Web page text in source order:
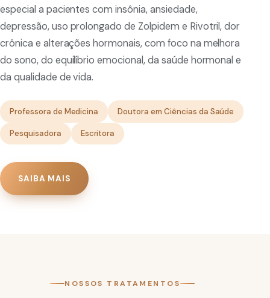
especial a pacientes com insônia, ansiedade,
depressão, uso prolongado de Zolpidem e Rivotril, dor
crônica e alterações hormonais, com foco na melhora
do sono, do equilíbrio emocional, da saúde hormonal e
da qualidade de vida.
Professora de Medicina Doutora em Ciências da Saúde
Pesquisadora Escritora
SAIBA MAIS
NOSSOS TRATAMENTOS